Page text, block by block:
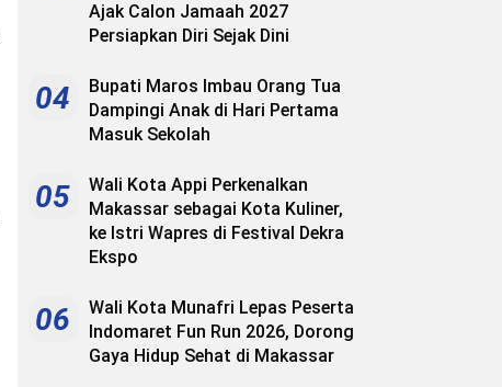
Ajak Calon Jamaah 2027
Persiapkan Diri Sejak Dini
04
Bupati Maros Imbau Orang Tua
Dampingi Anak di Hari Pertama
Masuk Sekolah
05
Wali Kota Appi Perkenalkan
Makassar sebagai Kota Kuliner,
ke Istri Wapres di Festival Dekra
Ekspo
06
Wali Kota Munafri Lepas Peserta
Indomaret Fun Run 2026, Dorong
Gaya Hidup Sehat di Makassar